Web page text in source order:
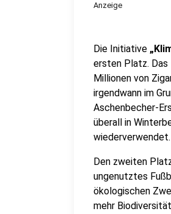
Anzeige
Die Initiative
ersten Platz.
Millionen von
irgendwann im
Aschenbecher-
überall in
Den zweiten
ungenutztes
ökologischen
mehr